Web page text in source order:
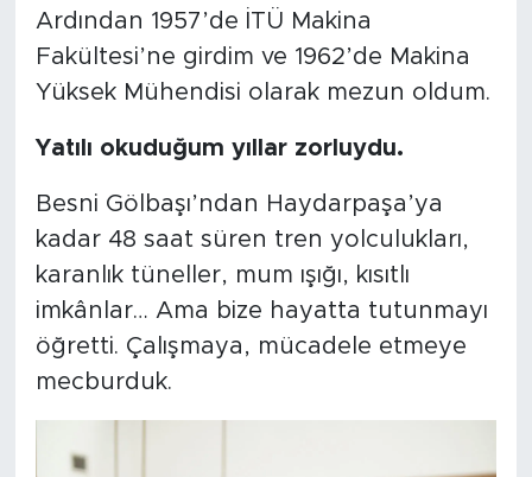
Ardından 1957’de İTÜ Makina
Fakültesi’ne girdim ve 1962’de Makina
Yüksek Mühendisi olarak mezun oldum.
Yatılı okuduğum yıllar zorluydu.
Besni Gölbaşı’ndan Haydarpaşa’ya
kadar 48 saat süren tren yolculukları,
karanlık tüneller, mum ışığı, kısıtlı
imkânlar… Ama bize hayatta tutunmayı
öğretti. Çalışmaya, mücadele etmeye
mecburduk.